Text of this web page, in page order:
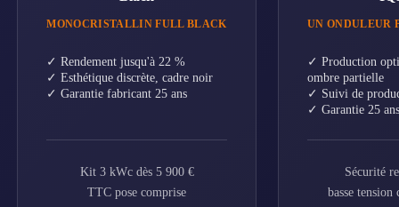
MONOCRISTALLIN FULL BLACK
✓ Rendement jusqu'à 22 %
✓ Esthétique discrète, cadre noir
✓ Garantie fabricant 25 ans
Kit 3 kWc dès 5 900 €
TTC pose comprise
UN ONDULEUR
✓ Production
ombre partielle
✓ Suivi de
✓ Garantie 25 ans
Sécurité
basse